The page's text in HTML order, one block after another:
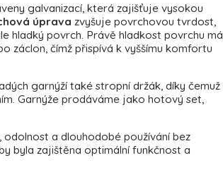
galvanizací, která zajišťuje vysokou
úprava zvyšuje povrchovou tvrdost,
hladký povrch. Právě hladkost povrchu má
záclon, čímž přispívá k vyššímu komfortu
garnýží také stropní držák, díky čemuž
Garnýže prodáváme jako hotový set,
a dlouhodobé používání bez
byla zajištěna optimální funkčnost a